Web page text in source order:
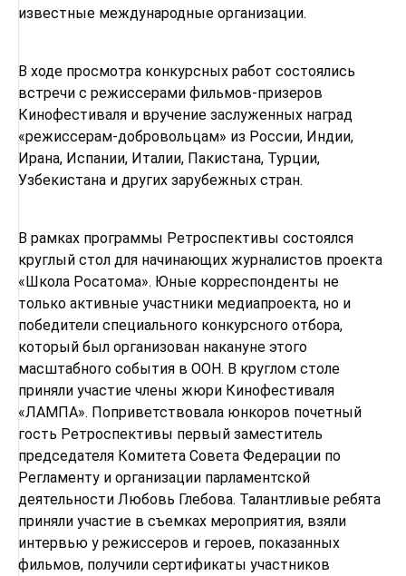
известные международные организации.
В ходе просмотра конкурсных работ состоялись
встречи с режиссерами фильмов-призеров
Кинофестиваля и вручение заслуженных наград
«режиссерам-добровольцам» из России, Индии,
Ирана, Испании, Италии, Пакистана, Турции,
Узбекистана и других зарубежных стран.
В рамках программы Ретроспективы состоялся
круглый стол для начинающих журналистов проекта
«Школа Росатома». Юные корреспонденты не
только активные участники медиапроекта, но и
победители специального конкурсного отбора,
который был организован накануне этого
масштабного события в ООН. В круглом столе
приняли участие члены жюри Кинофестиваля
«ЛАМПА». Поприветствовала юнкоров почетный
гость Ретроспективы первый заместитель
председателя Комитета Совета Федерации по
Регламенту и организации парламентской
деятельности Любовь Глебова. Талантливые ребята
приняли участие в съемках мероприятия, взяли
интервью у режиссеров и героев, показанных
фильмов, получили сертификаты участников